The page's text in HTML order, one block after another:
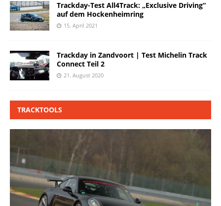
Trackday-Test All4Track: „Exclusive Driving“
auf dem Hockenheimring
15. April 2021
Trackday in Zandvoort | Test Michelin Track
Connect Teil 2
21. August 2020
TRACKTOOLS